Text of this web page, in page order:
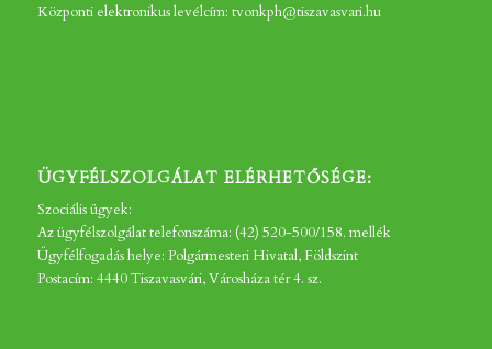
Központi elektronikus levélcím: tvonkph@tiszavasvari.hu
ÜGYFÉLSZOLGÁLAT ELÉRHETŐSÉGE:
Szociális ügyek:
Az ügyfélszolgálat telefonszáma: (42) 520-500/158. mellék
Ügyfélfogadás helye: Polgármesteri Hivatal, Földszint
Postacím: 4440 Tiszavasvári, Városháza tér 4. sz.